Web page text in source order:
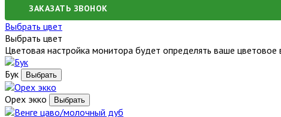
ЗАКАЗАТЬ ЗВОНОК
Выбрать цвет
Выбрать цвет
Цветовая настройка монитора будет определять ваше
Бук
Орех экко